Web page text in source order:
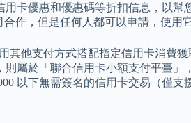
用卡優惠和優惠碼等折扣信息，以幫
作，但是任何人都可以申請，使用
其他支付方式搭配指定信用卡消費
則屬於「聯合信用卡小額支付平臺
以下無需簽名的信用卡交易（僅